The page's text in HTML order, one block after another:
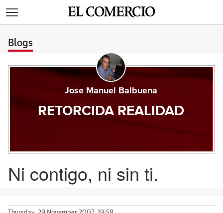
Blogs
Jose Manuel Balbuena
RETORCIDA REALIDAD
Ni contigo, ni sin ti.